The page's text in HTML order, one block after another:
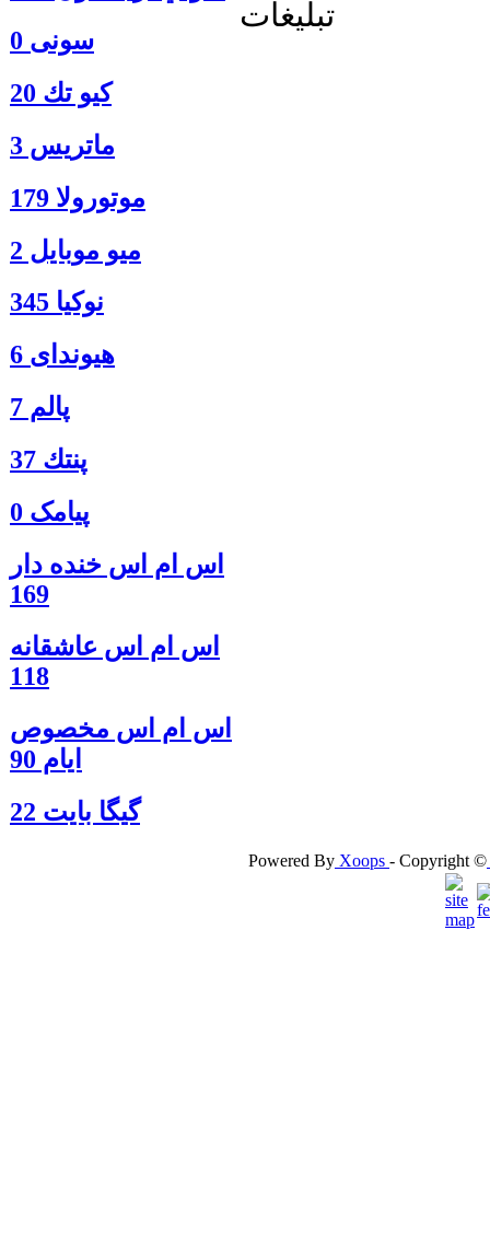
سونی 0
كيو تك 20
ماتريس 3
موتورولا 179
ميو موبايل 2
نوكيا 345
هیوندای 6
پالم 7
پنتك 37
پیامک 0
اس ام اس خنده دار
169
اس ام اس عاشقانه
118
اس ام اس مخصوص
ایام 90
گيگا بايت 22
تبلیغات
Powered By Xoops - Copyright ©